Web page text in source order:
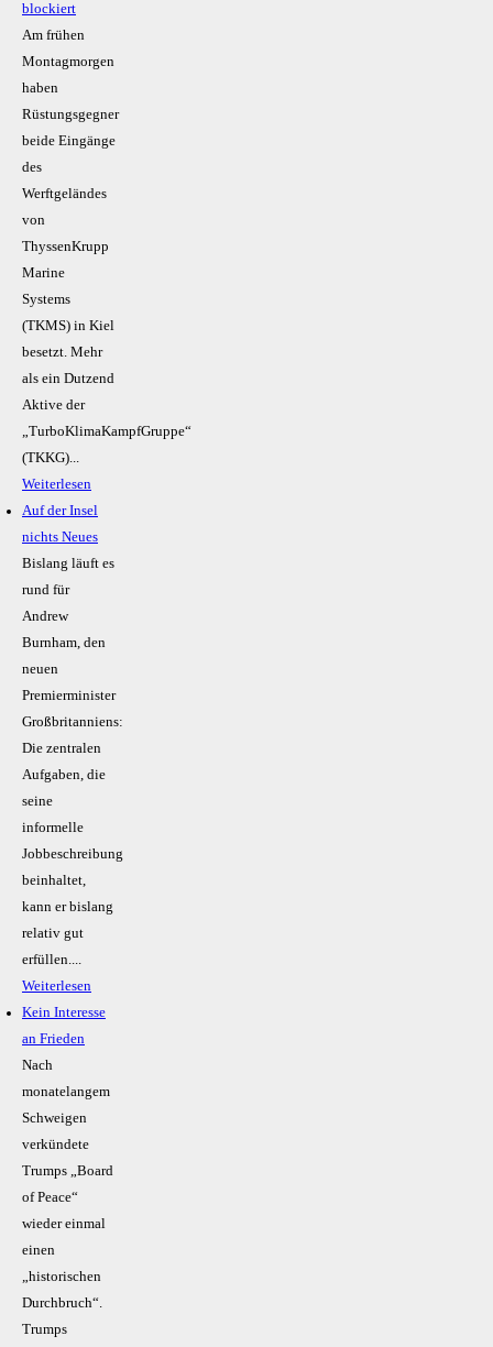
blockiert
Am frühen
Montagmorgen
haben
Rüstungsgegner
beide Eingänge
des
Werftgeländes
von
ThyssenKrupp
Marine
Systems
(TKMS) in Kiel
besetzt. Mehr
als ein Dutzend
Aktive der
„TurboKlimaKampfGruppe“
(TKKG)...
Weiterlesen
Auf der Insel
nichts Neues
Bislang läuft es
rund für
Andrew
Burnham, den
neuen
Premierminister
Großbritanniens:
Die zentralen
Aufgaben, die
seine
informelle
Jobbeschreibung
beinhaltet,
kann er bislang
relativ gut
erfüllen....
Weiterlesen
Kein Inte­resse
an Frieden
Nach
monatelangem
Schweigen
verkündete
Trumps „Board
of Peace“
wieder einmal
einen
„historischen
Durchbruch“.
Trumps